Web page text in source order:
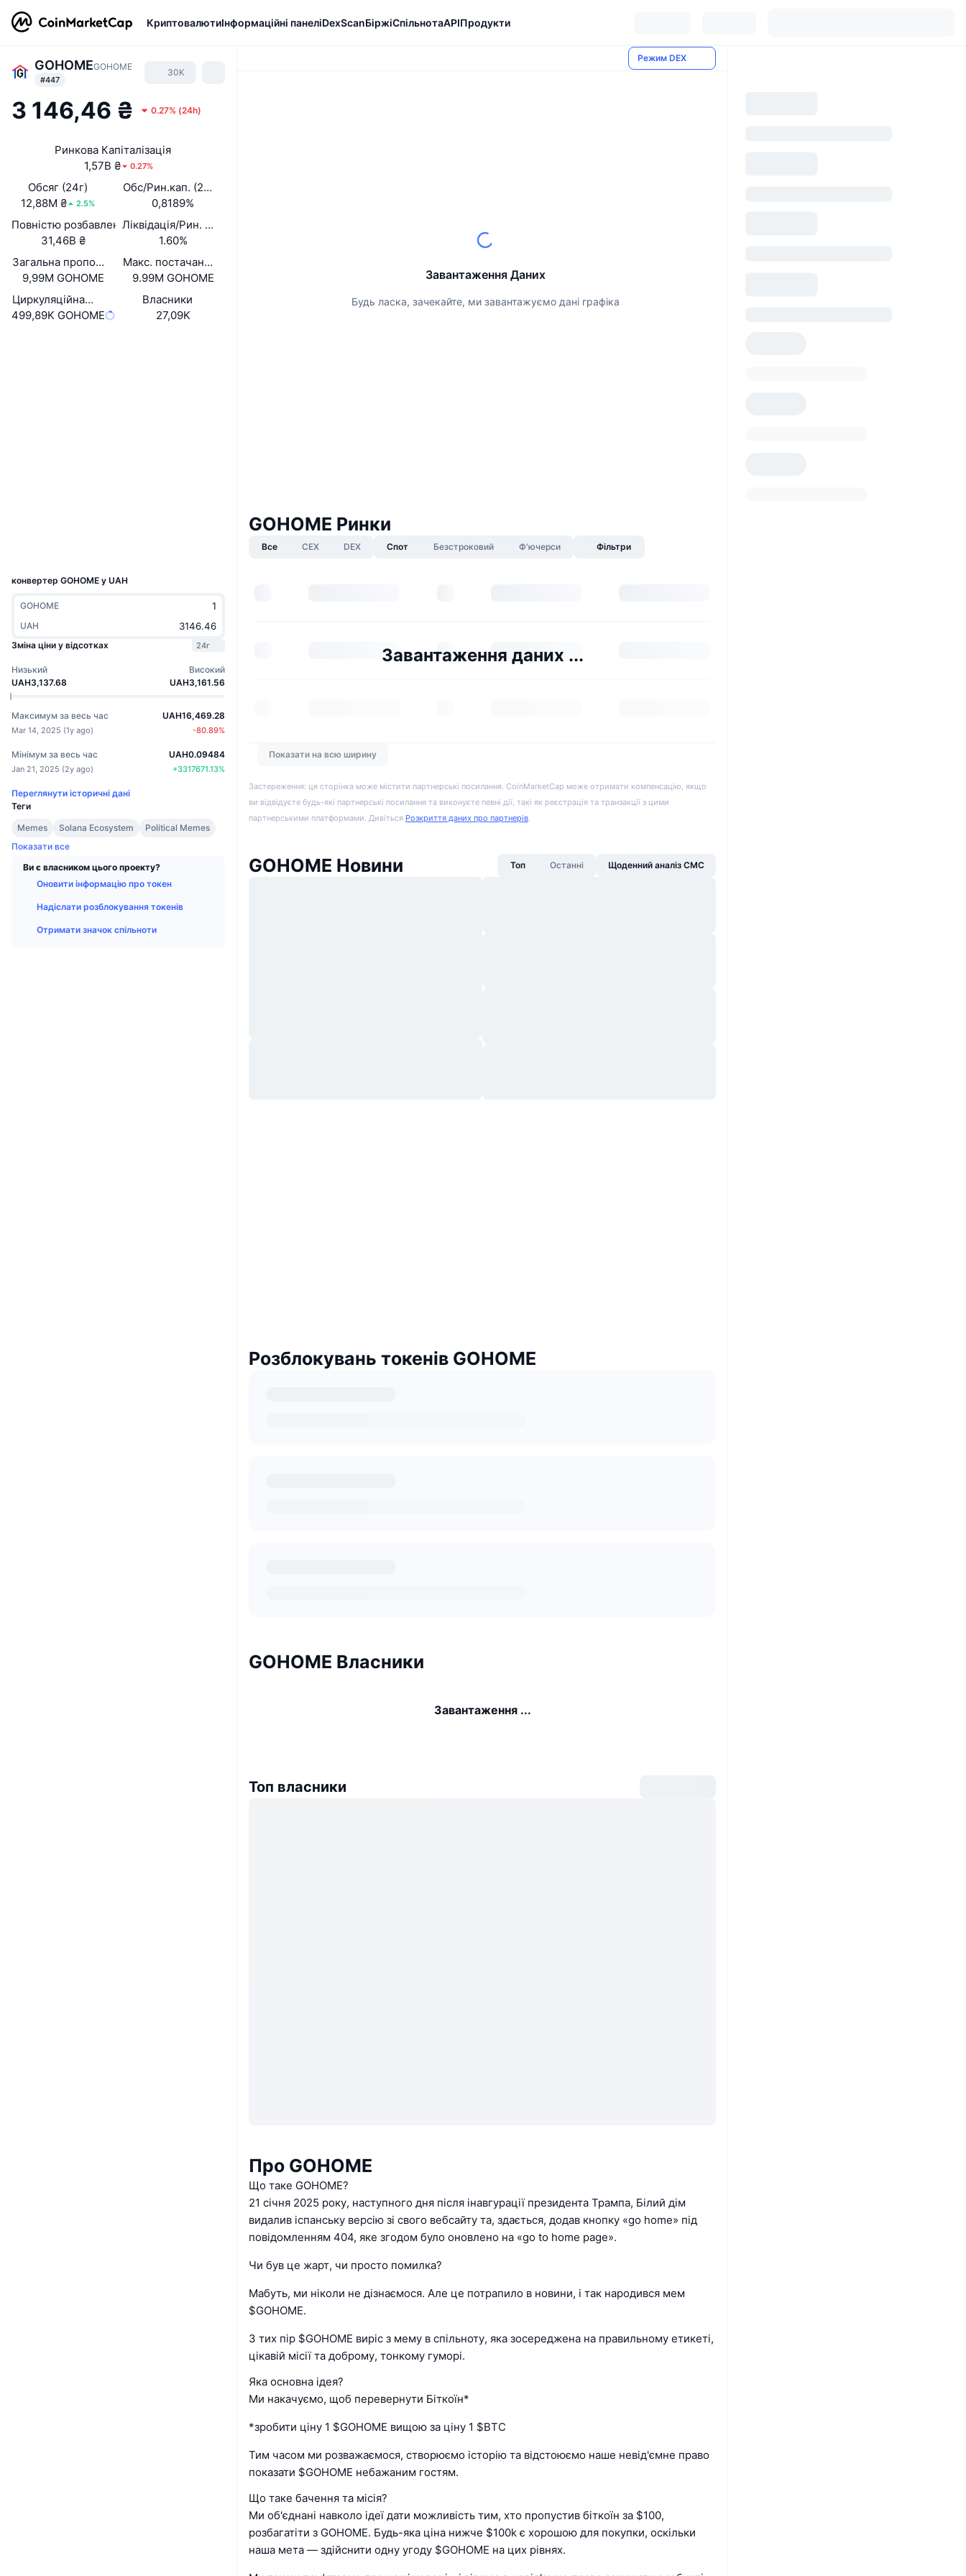
КриптовалютиІнформаційні панеліDexScanБіржіСпільнотаAPIПродукти
GOHOMEGOHOME
#447
30K
3 146,46 ₴ 0.27% (24h)
Ринкова Капіталізація
1,57B ₴
0.27%
Обсяг (24г)
12,88M ₴
2.5%
Обс/Рин.кап. (24 год.)
0,8189%
Повністю розбавлена вартість (FDV)
31,46B ₴
Ліквідація/Рин. кап.
1.60%
Загальна пропозиція
9,99M GOHOME
Макс. постачання
9.99M GOHOME
Циркуляційна пропозиція
499,89K GOHOME
Власники
27,09K
конвертер GOHOME у UAH
GOHOME
UAH
Зміна ціни у відсотках
24г
Низький
UAH3,137.68
Високий
UAH3,161.56
Максимум за весь час
Mar 14, 2025 (1y ago)
UAH16,469.28
-80.89%
Мінімум за весь час
Jan 21, 2025 (2y ago)
UAH0.09484
+3317671.13%
Переглянути історичні дані
Теги
Memes
Solana Ecosystem
Political Memes
Показати все
Ви є власником цього проекту?
Оновити інформацію про токен
Надіслати розблокування токенів
Отримати значок спільноти
Режим DEX
Завантаження Даних
Будь ласка, зачекайте, ми завантажуємо дані графіка
GOHOME Ринки
Все CEX DEX Спот Безстроковий Ф'ючерси Фільтри
Завантаження даних ...
Показати на всю ширину
Застереження: ця сторінка може містити партнерські посилання. CoinMarketCap може отримати компенсацію, якщо
ви відвідуєте будь-які партнерські посилання та виконуєте певні дії, такі як реєстрація та транзакції з цими
партнерськими платформами. Дивіться Розкриття даних про партнерів.
GOHOME Новини Топ Останні Щоденний аналіз CMC
Розблокувань токенів GOHOME
GOHOME Власники
Завантаження ...
Топ власники
Про GOHOME
Що таке GOHOME?
21 січня 2025 року, наступного дня після інавгурації президента Трампа, Білий дім
видалив іспанську версію зі свого вебсайту та, здається, додав кнопку «go home» під
повідомленням 404, яке згодом було оновлено на «go to home page».
Чи був це жарт, чи просто помилка?
Мабуть, ми ніколи не дізнаємося. Але це потрапило в новини, і так народився мем
$GOHOME.
З тих пір $GOHOME виріс з мему в спільноту, яка зосереджена на правильному етикеті,
цікавій місії та доброму, тонкому гуморі.
Яка основна ідея?
Ми накачуємо, щоб перевернути Біткоїн*
*зробити ціну 1 $GOHOME вищою за ціну 1 $BTC
Тим часом ми розважаємося, створюємо історію та відстоюємо наше невід'ємне право
показати $GOHOME небажаним гостям.
Що таке бачення та місія?
Ми об'єднані навколо ідеї дати можливість тим, хто пропустив біткоїн за $100,
розбагатіти з GOHOME. Будь-яка ціна нижче $100k є хорошою для покупки, оскільки
наша мета — здійснити одну угоду $GOHOME на цих рівнях.